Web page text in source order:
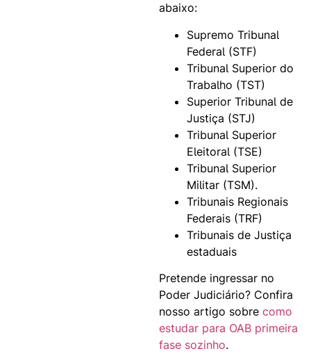
abaixo:
Supremo Tribunal
Federal (STF)
Tribunal Superior do
Trabalho (TST)
Superior Tribunal de
Justiça (STJ)
Tribunal Superior
Eleitoral (TSE)
Tribunal Superior
Militar (TSM).
Tribunais Regionais
Federais (TRF)
Tribunais de Justiça
estaduais
Pretende ingressar no
Poder Judiciário? Confira
nosso artigo sobrecomo
estudar para OAB primeira
fase sozinho.